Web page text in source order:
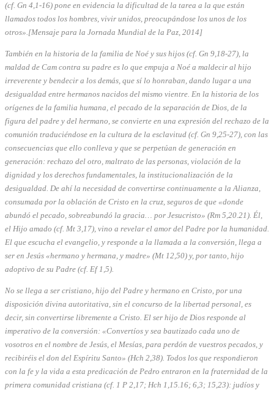
(cf. Gn 4,1-16) pone en evidencia la dificultad de la tarea a la que están
llamados todos los hombres, vivir unidos, preocupándose los unos de los
otros».[Mensaje para la Jornada Mundial de la Paz, 2014]
También en la historia de la familia de Noé y sus hijos (cf. Gn 9,18-27), la
maldad de Cam contra su padre es lo que empuja a Noé a maldecir al hijo
irreverente y bendecir a los demás, que sí lo honraban, dando lugar a una
desigualdad entre hermanos nacidos del mismo vientre. En la historia de los
orígenes de la familia humana, el pecado de la separación de Dios, de la
figura del padre y del hermano, se convierte en una expresión del rechazo de la
comunión traduciéndose en la cultura de la esclavitud (cf. Gn 9,25-27), con las
consecuencias que ello conlleva y que se perpetúan de generación en
generación: rechazo del otro, maltrato de las personas, violación de la
dignidad y los derechos fundamentales, la institucionalización de la
desigualdad. De ahí la necesidad de convertirse continuamente a la Alianza,
consumada por la oblación de Cristo en la cruz, seguros de que «donde
abundó el pecado, sobreabundó la gracia… por Jesucristo» (Rm 5,20.21). Él,
el Hijo amado (cf. Mt 3,17), vino a revelar el amor del Padre por la humanidad.
El que escucha el evangelio, y responde a la llamada a la conversión, llega a
ser en Jesús «hermano y hermana, y madre» (Mt 12,50) y, por tanto, hijo
adoptivo de su Padre (cf. Ef 1,5).
No se llega a ser cristiano, hijo del Padre y hermano en Cristo, por una
disposición divina autoritativa, sin el concurso de la libertad personal, es
decir, sin convertirse libremente a Cristo. El ser hijo de Dios responde al
imperativo de la conversión: «Convertíos y sea bautizado cada uno de
vosotros en el nombre de Jesús, el Mesías, para perdón de vuestros pecados, y
recibiréis el don del Espíritu Santo» (Hch 2,38). Todos los que respondieron
con la fe y la vida a esta predicación de Pedro entraron en la fraternidad de la
primera comunidad cristiana (cf. 1 P 2,17; Hch 1,15.16; 6,3; 15,23): judíos y